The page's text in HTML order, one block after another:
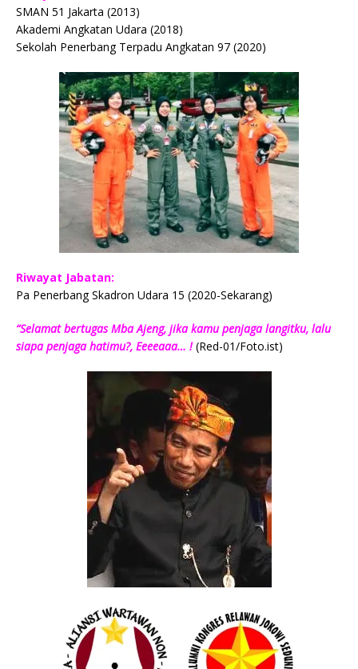
SMAN 51 Jakarta (2013)
Akademi Angkatan Udara (2018)
Sekolah Penerbang Terpadu Angkatan 97 (2020)
Riwayat Jabatan:
Pa Penerbang Skadron Udara 15 (2020-Sekarang)
“Selamat bertugas Mba Ajeng, jika kamu penjaga langitku, lalu
siapa penjaga hatimu?, Eeeeaaa… !(Red-01/Foto.ist)